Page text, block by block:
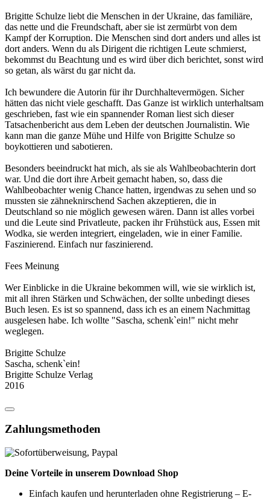
Brigitte Schulze liebt die Menschen in der Ukraine, das familiäre,
das nette und die Freundschaft, aber sie ist zermürbt von dem
Kampf der Korruption. Die Menschen sind dort anders und alles ist
dort anders. Wenn du als Dirigent die richtigen Leute schmierst,
bekommst du Beachtung und es wird über dich berichtet, sonst wird
so getan, als wärst du gar nicht da.
Ich bewundere die Autorin für ihr Durchhaltevermögen. Sicher
hätten das nicht viele geschafft. Das Ganze ist wirklich unterhaltsam
geschrieben, fast wie ein spannender Roman liest sich dieser
Tatsachenbericht aus dem Leben der deutschen Journalistin. Wie
kann man die ganze Mühe und Hilfe von Brigitte Schulze so
boykottieren und sabotieren.
Besonders beeindruckt hat mich, als sie als Wahlbeobachterin dort
war. Und die dort ihre Arbeit gemacht haben, so, dass die
Wahlbeobachter wenig Chance hatten, irgendwas zu sehen und so
mussten sie zähneknirschend Sachen akzeptieren, die in
Deutschland so nie möglich gewesen wären. Dann ist alles vorbei
und die Leute sind Privatleute, packen ihr Frühstück aus, Essen mit
Wodka, sie werden integriert, eingeladen, wie in einer Familie.
Faszinierend. Einfach nur faszinierend.
Fees Meinung
Wer Einblicke in die Ukraine bekommen will, wie sie wirklich ist,
mit all ihren Stärken und Schwächen, der sollte unbedingt dieses
Buch lesen. Es ist so spannend, dass ich es an einem Nachmittag
ausgelesen habe. Ich wollte "Sascha, schenk`ein!" nicht mehr
weglegen.
Brigitte Schulze
Sascha, schenk`ein!
Brigitte Schulze Verlag
2016
Zahlungsmethoden
Deine Vorteile in unserem Download Shop
Einfach kaufen und herunterladen ohne Registrierung – E-